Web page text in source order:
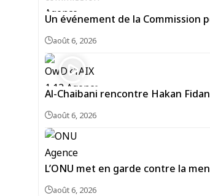
Un événement de la Commission
août 6, 2026
Al-Chaibani rencontre Hakan
août 6, 2026
L’ONU met en garde contre la
août 6, 2026